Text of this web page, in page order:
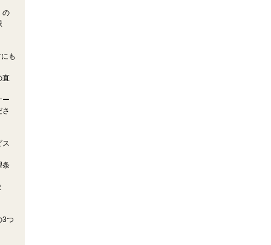
の
も
直
ー
ス
条
3つ